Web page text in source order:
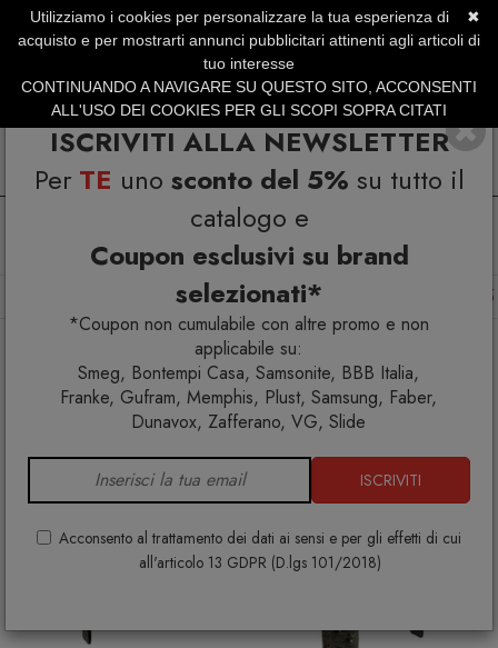
ISCRIVITI ALLA NEWSLETTER
Per TE uno sconto del 5% su tutto il
catalogo e
Coupon esclusivi su brand
selezionati*
*Coupon non cumulabile con altre promo e non
applicabile su:
Smeg, Bontempi Casa, Samsonite, BBB Italia,
Franke, Gufram, Memphis, Plust, Samsung, Faber,
Dunavox, Zafferano, VG, Slide
ISCRIVITI
Acconsento al trattamento dei dati ai sensi e per gli effetti di cui
all'articolo 13 GDPR (D.lgs 101/2018)
SERVIZIO CLIENTI +39.0773.470.562
SUMMER SALES | Fino al 31 Agosto
Arredo interno Tavoli Opalia Tavolo 250x96x75
✖
Utilizziamo i cookies per personalizzare la tua esperienza di
acquisto e per mostrarti annunci pubblicitari attinenti agli articoli di
tuo interesse
CONTINUANDO A NAVIGARE SU QUESTO SITO, ACCONSENTI
ALL'USO DEI COOKIES PER GLI SCOPI SOPRA CITATI